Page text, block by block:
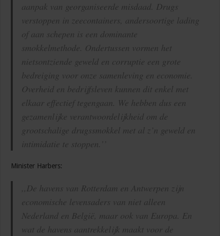
aanpak van georganiseerde misdaad. Drugs
verstoppen in zeecontainers, andersoortige lading
of aan schepen is een dominante
smokkelmethode. Ondertussen vormen het
nietsontziende geweld en corruptie een grote
bedreiging voor onze samenleving en economie.
Overheid en bedrijfsleven kunnen dit enkel met
elkaar effectief tegengaan. We hebben dus een
gezamenlijke verantwoordelijkheid om de
grootschalige drugssmokkel met al z’n geweld en
intimidatie te stoppen.’’
Minister Harbers:
,,De havens van Rotterdam en Antwerpen zijn
economische levensaders van niet alleen
Nederland en België, maar ook van Europa. En
wat de havens aantrekkelijk maakt voor de